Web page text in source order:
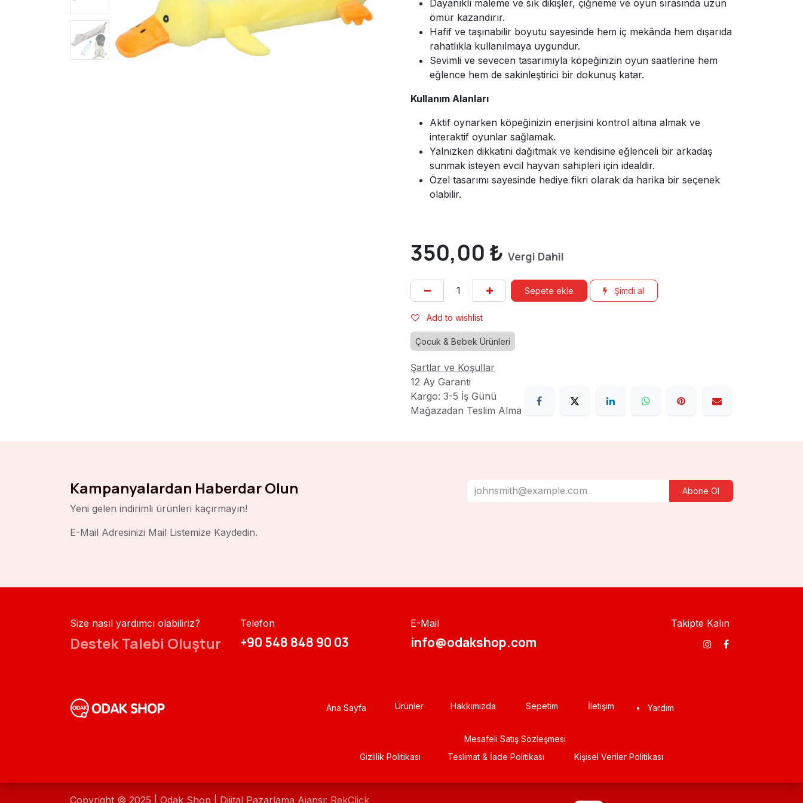
Dayanıklı maleme ve sık dikişler, çiğneme ve oyun sırasında uzun
ömür kazandırır.
Hafif ve taşınabilir boyutu sayesinde hem iç mekânda hem dışarıda
rahatlıkla kullanılmaya uygundur.
Sevimli ve sevecen tasarımıyla köpeğinizin oyun saatlerine hem
eğlence hem de sakinleştirici bir dokunuş katar.
Kullanım Alanları
Aktif oynarken köpeğinizin enerjisini kontrol altına almak ve
interaktif oyunlar sağlamak.
Yalnızken dikkatini dağıtmak ve kendisine eğlenceli bir arkadaş
sunmak isteyen evcil hayvan sahipleri için idealdir.
Özel tasarımı sayesinde hediye fikri olarak da harika bir seçenek
olabilir.
350,00 ₺ Vergi Dahil
Sepete ekle Şimdi al
Add to wishlist
Çocuk & Bebek Ürünleri
Şartlar ve Koşullar
12 Ay Garanti
Kargo: 3-5 İş Günü
Mağazadan Teslim Alma
Kampanyalardan Haberdar Olun
Yeni gelen indirimli ürünleri kaçırmayın!
E-Mail Adresinizi Mail Listemize Kaydedin.
Abone Ol
Size nasıl yardımcı olabiliriz?
Destek Talebi Oluştur
Telefon
+90 548 848 90 03​​
E-Mail
info@odakshop.com​
Takipte Kalın
Ana Sayfa Ürünler Hakkımızda Sepetim İletişim • Yardım
Mesafeli Satış Sözleşmesi
Gizlili​k Politikası
Teslimat & İade Politikası Kişisel Veriler Politikası
Copyright © 2025 | Odak Shop | Dijital Pazarlama Ajansı: RekClick